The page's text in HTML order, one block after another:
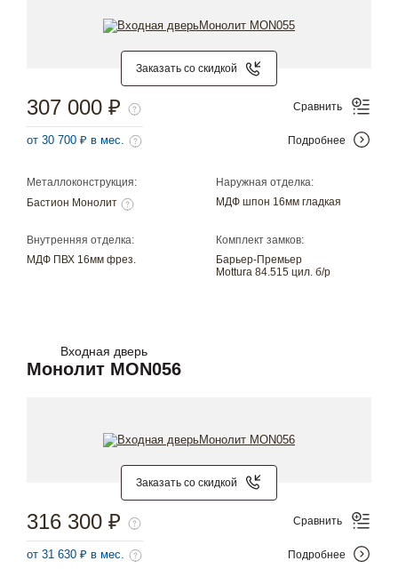
Заказать со скидкой
Металлоконструкция:
Бастион Монолит
Наружная отделка:
МДФ шпон 16мм гладкая
Внутренняя отделка:
МДФ ПВХ 16мм фрез.
Комплект замков:
Барьер-Премьер
Mottura 84.515 цил. б/р
307 000 ₽
от 30 700 ₽ в мес.
Сравнить
Подробнее
Входная дверь
Монолит MON056
Заказать со скидкой
316 300 ₽
от 31 630 ₽ в мес.
Сравнить
Подробнее